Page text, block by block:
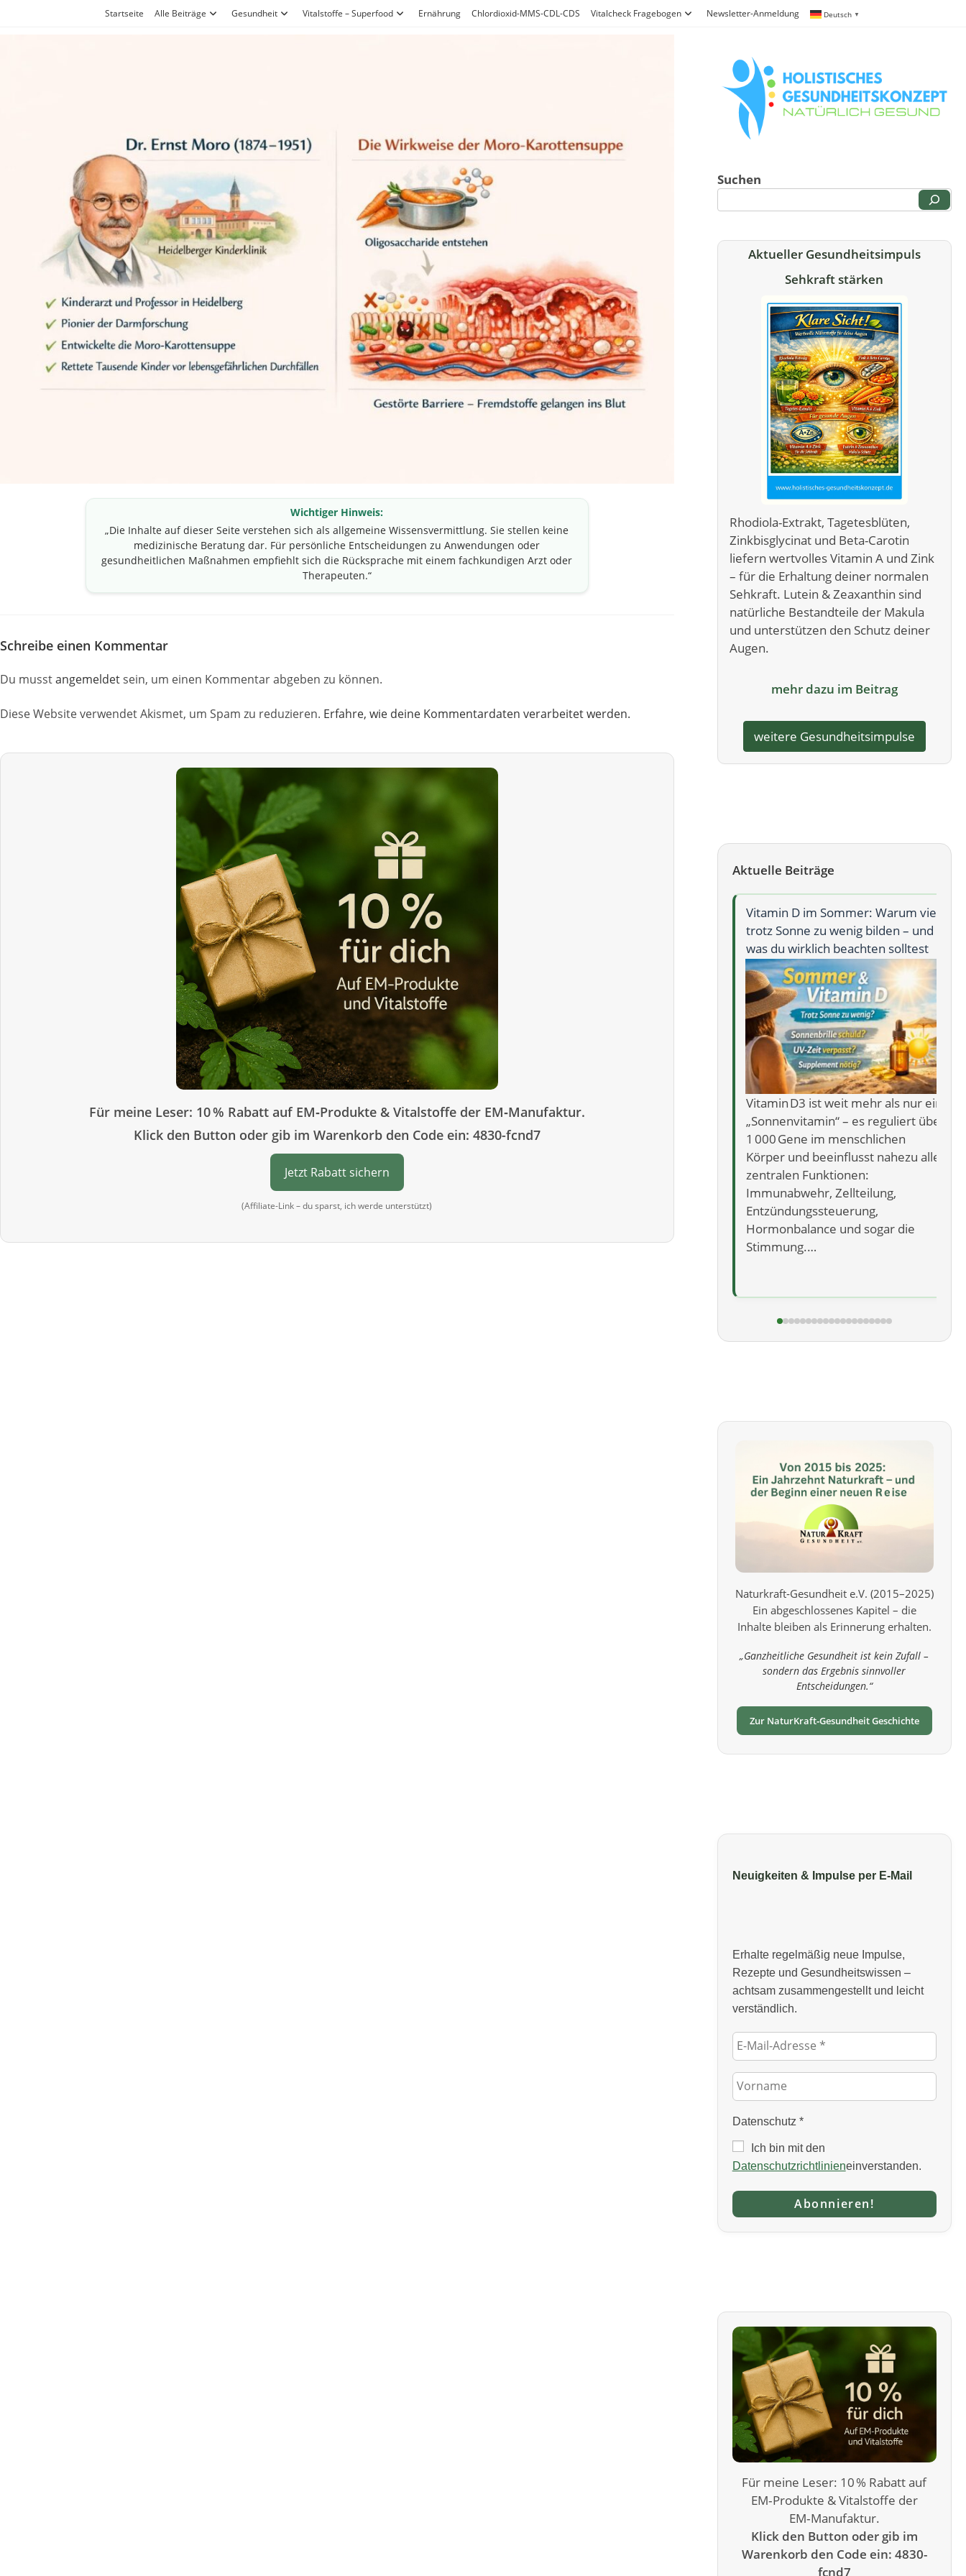
Startseite Alle Beiträge Gesundheit Vitalstoffe – Superfood Ernährung Chlordioxid-MMS-CDL-CDS Vitalcheck Fragebogen Newsletter-Anmeldung Deutsch ▼
Wichtiger Hinweis:
„Die Inhalte auf dieser Seite verstehen sich als allgemeine Wissensvermittlung. Sie stellen keine
medizinische Beratung dar. Für persönliche Entscheidungen zu Anwendungen oder
gesundheitlichen Maßnahmen empfiehlt sich die Rücksprache mit einem fachkundigen Arzt oder
Therapeuten.“
Schreibe einen Kommentar
Du musstangemeldetsein, um einen Kommentar abgeben zu können.
Diese Website verwendet Akismet, um Spam zu reduzieren. Erfahre, wie deine Kommentardaten verarbeitet werden.
Für meine Leser: 10 % Rabatt auf EM‑Produkte & Vitalstoffe der EM‑Manufaktur.
Klick den Button oder gib im Warenkorb den Code ein: 4830-fcnd7
Jetzt Rabatt sichern
(Affiliate-Link – du sparst, ich werde unterstützt)
Suchen
Aktueller Gesundheitsimpuls
Sehkraft stärken
Rhodiola-Extrakt, Tagetesblüten,
Zinkbisglycinat und Beta-Carotin
liefern wertvolles Vitamin A und Zink
– für die Erhaltung deiner normalen
Sehkraft. Lutein & Zeaxanthin sind
natürliche Bestandteile der Makula
und unterstützen den Schutz deiner
Augen.
mehr dazu im Beitrag
weitere Gesundheitsimpulse
Aktuelle Beiträge
Vitamin D im Sommer: Warum viele
trotz Sonne zu wenig bilden – und
was du wirklich beachten solltest
Vitamin D3 ist weit mehr als nur ein
„Sonnenvitamin“ – es reguliert über
1 000 Gene im menschlichen
Körper und beeinflusst nahezu alle
zentralen Funktionen:
Immunabwehr, Zellteilung,
Entzündungssteuerung,
Hormonbalance und sogar die
Stimmung.…
Naturkraft‑Gesundheit e.V. (2015–2025)
Ein abgeschlossenes Kapitel – die
Inhalte bleiben als Erinnerung erhalten.
„Ganzheitliche Gesundheit ist kein Zufall –
sondern das Ergebnis sinnvoller
Entscheidungen.“
Zur NaturKraft‑Gesundheit Geschichte
Neuigkeiten & Impulse per E‑Mail
Erhalte regelmäßig neue Impulse,
Rezepte und Gesundheitswissen –
achtsam zusammengestellt und leicht
verständlich.
Datenschutz *
Ich bin mit den
Datenschutzrichtlinieneinverstanden.
Für meine Leser: 10 % Rabatt auf
EM‑Produkte & Vitalstoffe der
EM‑Manufaktur.
Klick den Button oder gib im
Warenkorb den Code ein: 4830-
fcnd7